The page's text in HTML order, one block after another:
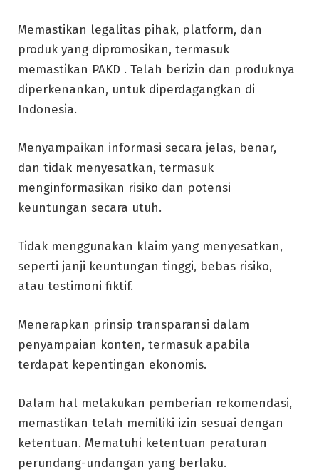
Memastikan legalitas pihak, platform, dan
produk yang dipromosikan, termasuk
memastikan PAKD . Telah berizin dan produknya
diperkenankan, untuk diperdagangkan di
Indonesia.
Menyampaikan informasi secara jelas, benar,
dan tidak menyesatkan, termasuk
menginformasikan risiko dan potensi
keuntungan secara utuh.
Tidak menggunakan klaim yang menyesatkan,
seperti janji keuntungan tinggi, bebas risiko,
atau testimoni fiktif.
Menerapkan prinsip transparansi dalam
penyampaian konten, termasuk apabila
terdapat kepentingan ekonomis.
Dalam hal melakukan pemberian rekomendasi,
memastikan telah memiliki izin sesuai dengan
ketentuan. Mematuhi ketentuan peraturan
perundang-undangan yang berlaku.